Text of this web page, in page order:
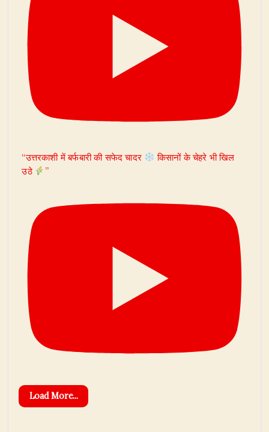
“उत्तरकाशी में बर्फबारी की सफेद चादर
किसानों के चेहरे भी खिल
उठे
”
Load More...